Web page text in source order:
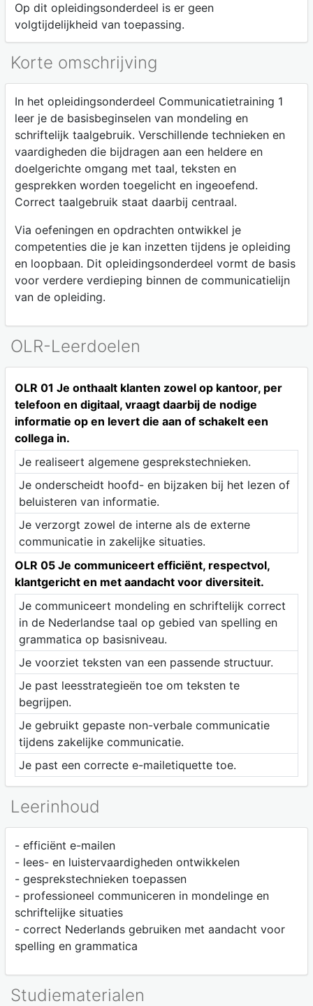
Op dit opleidingsonderdeel is er geen
volgtijdelijkheid van toepassing.
Korte omschrijving
In het opleidingsonderdeel Communicatietraining 1
leer je de basisbeginselen van mondeling en
schriftelijk taalgebruik. Verschillende technieken en
vaardigheden die bijdragen aan een heldere en
doelgerichte omgang met taal, teksten en
gesprekken worden toegelicht en ingeoefend.
Correct taalgebruik staat daarbij centraal.
Via oefeningen en opdrachten ontwikkel je
competenties die je kan inzetten tijdens je opleiding
en loopbaan. Dit opleidingsonderdeel vormt de basis
voor verdere verdieping binnen de communicatielijn
van de opleiding.
OLR-Leerdoelen
OLR 01 Je onthaalt klanten zowel op kantoor, per
telefoon en digitaal, vraagt daarbij de nodige
informatie op en levert die aan of schakelt een
collega in.
Je realiseert algemene gesprekstechnieken.
Je onderscheidt hoofd- en bijzaken bij het lezen of
beluisteren van informatie.
Je verzorgt zowel de interne als de externe
communicatie in zakelijke situaties.
OLR 05 Je communiceert efficiënt, respectvol,
klantgericht en met aandacht voor diversiteit.
Je communiceert mondeling en schriftelijk correct
in de Nederlandse taal op gebied van spelling en
grammatica op basisniveau.
Je voorziet teksten van een passende structuur.
Je past leesstrategieën toe om teksten te
begrijpen.
Je gebruikt gepaste non-verbale communicatie
tijdens zakelijke communicatie.
Je past een correcte e-mailetiquette toe.
Leerinhoud
- efficiënt e-mailen
- lees- en luistervaardigheden ontwikkelen
- gesprekstechnieken toepassen
- professioneel communiceren in mondelinge en
schriftelijke situaties
- correct Nederlands gebruiken met aandacht voor
spelling en grammatica
Studiematerialen